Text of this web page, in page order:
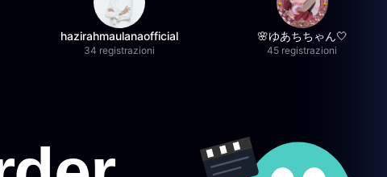
hazirahmaulanaofficial
34 registrazioni
🌸ゆあちちゃん🤍
45 registrazioni